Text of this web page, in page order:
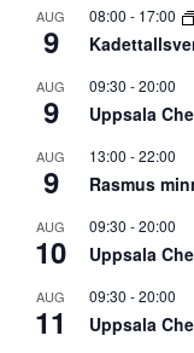
AUG
9
08:00 - 17:00
AUG
9
09:30 -20:00
Uppsala
AUG
9
13:00 -22:00
Rasmus
AUG
10
09:30 -20:00
Uppsala
AUG
11
09:30 -20:00
Uppsala